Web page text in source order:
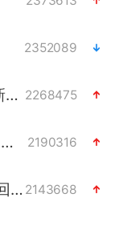
2352089
“电影+”如何激发千亿级消费新活力？ 2268475
东航新规：提前14天可免费退改签 2190316
日本试射“战斧”导弹，国防部回应 2143668